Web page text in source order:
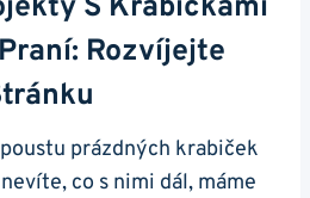
S Krabičkami
Rozvíjejte
prázdných krabiček
co s nimi dál, máme